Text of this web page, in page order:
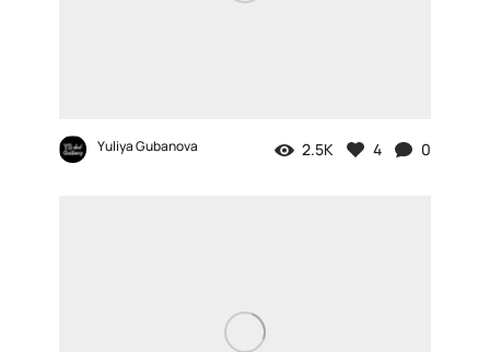
Yuliya Gubanova 2.5K 4 0